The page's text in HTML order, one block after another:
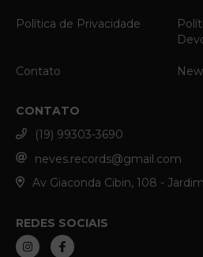
Política de Privacidade
Contato
CONTATO
(19) 99303-3690
neves.records@gmail.com
Av Giaconda Cibin, 108 -
REDES SOCIAIS